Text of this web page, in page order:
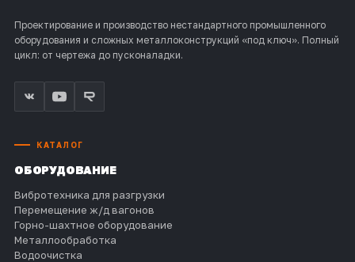
Проектирование и производство нестандартного промышленного
оборудования и сложных металлоконструкций «под ключ». Полный
цикл: от чертежа до пусконаладки.
КАТАЛОГ
ОБОРУДОВАНИЕ
Вибротехника для разгрузки
Перемещение ж/д вагонов
Горно-шахтное оборудование
Металлообработка
Водоочистка